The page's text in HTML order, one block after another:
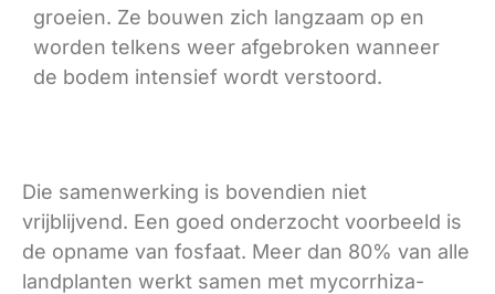
groeien. Ze bouwen zich langzaam op en
worden telkens weer afgebroken wanneer
de bodem intensief wordt verstoord.
Die samenwerking is bovendien niet
vrijblijvend. Een goed onderzocht voorbeeld is
de opname van fosfaat. Meer dan 80% van alle
landplanten werkt samen met mycorrhiza-